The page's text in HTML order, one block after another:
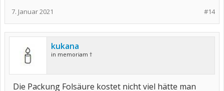
#14
7. Januar 2021
kukana
in memoriam †
Die Packung Folsäure kostet nicht viel hätte man